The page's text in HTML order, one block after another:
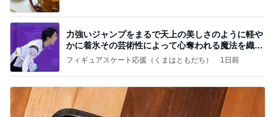
力強いジャンプをまるで天上の美しさのように軽や
かに着氷その芸術性によって心奪われる魔法を織り
なす
フィギュアスケート応援（くまはともだち） 1日前